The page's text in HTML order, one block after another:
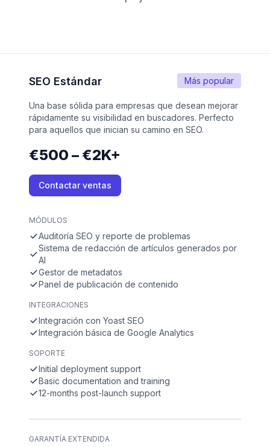
Más popular
SEO Estándar
Una base sólida para empresas que desean mejorar
rápidamente su visibilidad en buscadores. Perfecto
para aquellos que inician su camino en SEO.
€500 – €2K+
Contactar ventas
MÓDULOS
Auditoría SEO y reporte de problemas
Sistema de redacción de artículos generados por
AI
Gestor de metadatos
Panel de publicación de contenido
INTEGRACIONES
Integración con Yoast SEO
Integración básica de Google Analytics
SOPORTE
Initial deployment support
Basic documentation and training
12-months post-launch support
GARANTÍA EXTENDIDA